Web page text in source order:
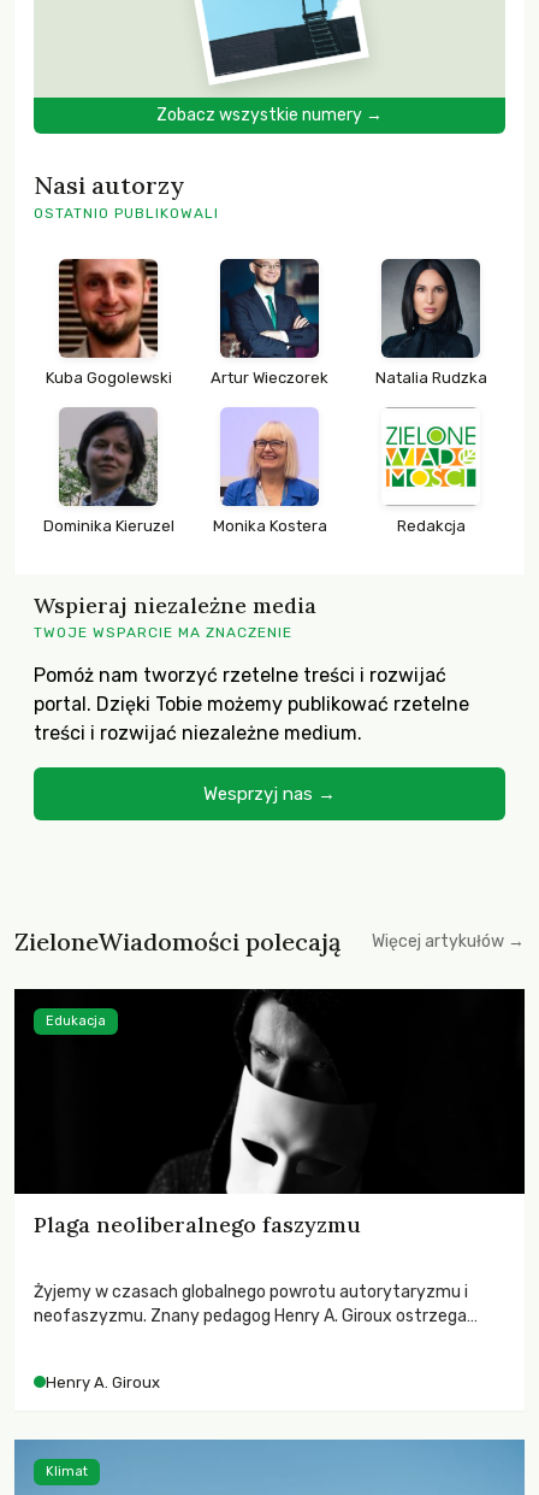
Zobacz wszystkie numery →
Nasi autorzy
OSTATNIO PUBLIKOWALI
Kuba Gogolewski Artur Wieczorek Natalia Rudzka
Dominika Kieruzel Monika Kostera Redakcja
Wspieraj niezależne media
TWOJE WSPARCIE MA ZNACZENIE
Pomóż nam tworzyć rzetelne treści i rozwijać
portal. Dzięki Tobie możemy publikować rzetelne
treści i rozwijać niezależne medium.
Wesprzyj nas →
ZieloneWiadomości polecają Więcej artykułów →
Plaga neoliberalnego faszyzmu
Żyjemy w czasach globalnego powrotu autorytaryzmu i
neofaszyzmu. Znany pedagog Henry A. Giroux ostrzega
wychowają świadomych obywateli?
Henry A. Giroux
Edukacja
Klimat